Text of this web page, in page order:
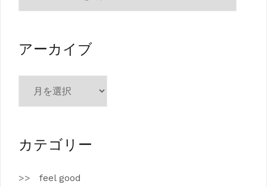
ゴ
ー
アーカイブ
カ
ブ
カテゴリー
feel good